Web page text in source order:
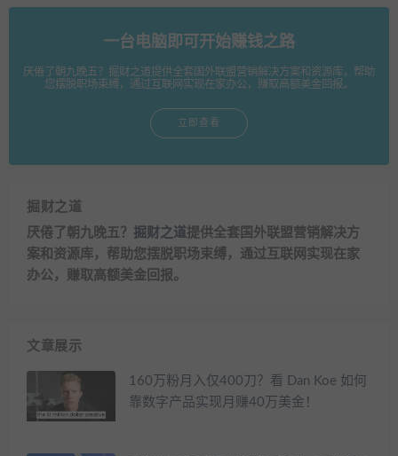
一台电脑即可开始赚钱之路
厌倦了朝九晚五？掘财之道提供全套国外联盟营销解决方案和资源库，帮助
您摆脱职场束缚，通过互联网实现在家办公，赚取高额美金回报。
立即查看
掘财之道
厌倦了朝九晚五？ 掘财之道提供全套国外联盟营销解决方
案和资源库，帮助您摆脱职场束缚，通过互联网实现在家
办公，赚取高额美金回报。
文章展示
160万粉月入仅400刀？看 Dan Koe 如何
靠数字产品实现月赚40万美金！